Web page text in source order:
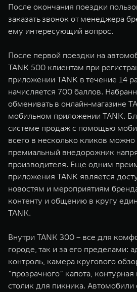
Масштаб возможностей
от 6 449 000 ₽
После окончания поездки
заказать звонок от менеджера
ему интересующий вопрос.
После первой поездки на
TANK 500 клиентам при
приложении TANK в течение 14
начисляется 700 баллов.
обменивать в онлайн-магазине
мобильном приложении TANK.
системе продаж с помощью
всего в несколько кликов
премиальный внедорожник
производителя. Еще одним
приложения TANK является
новостям и мероприятиям
контенту и общению в кругу
TANK.
Внутри TANK 300 – все для
городе, так и за его пределами:
контроль, камера кругового
“прозрачного” капота,
столик для пикника.